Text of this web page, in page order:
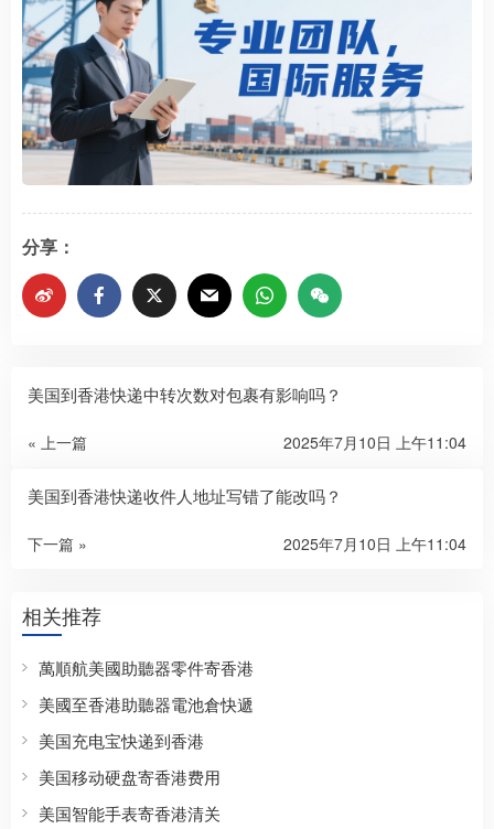
分享：
美国到香港快递中转次数对包裹有影响吗？
« 上一篇 2025年7月10日 上午11:04
美国到香港快递收件人地址写错了能改吗？
下一篇 » 2025年7月10日 上午11:04
相关推荐
萬順航美國助聽器零件寄香港
美國至香港助聽器電池倉快遞
美国充电宝快递到香港
美国移动硬盘寄香港费用
美国智能手表寄香港清关